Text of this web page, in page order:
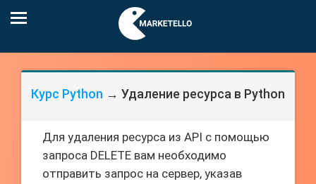
Курс Python → Удаление ресурса в Python
Для удаления ресурса из API с помощью
запроса DELETE вам необходимо
отправить запрос на сервер, указав